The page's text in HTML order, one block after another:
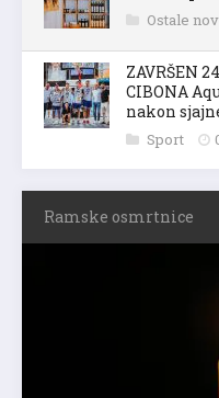
Ostale
ZAVRŠEN
CIBONA
nakon
Sport
Ramske osmrtnice